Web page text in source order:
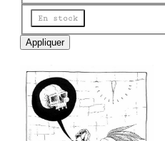
e
État
En stock
Appliquer